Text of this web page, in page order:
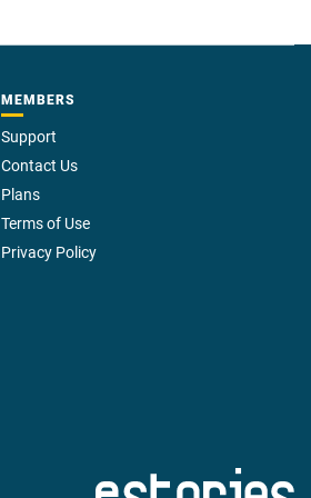
MEMBERS
Support
Contact Us
Plans
Terms of Use
Privacy Policy